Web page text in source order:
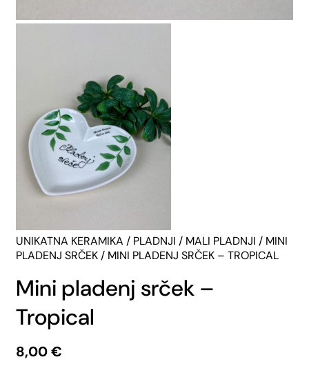
UNIKATNA KERAMIKA / PLADNJI / MALI PLADNJI / MINI
PLADENJ SRČEK / MINI PLADENJ SRČEK – TROPICAL
Mini pladenj srček –
Tropical
8,00€